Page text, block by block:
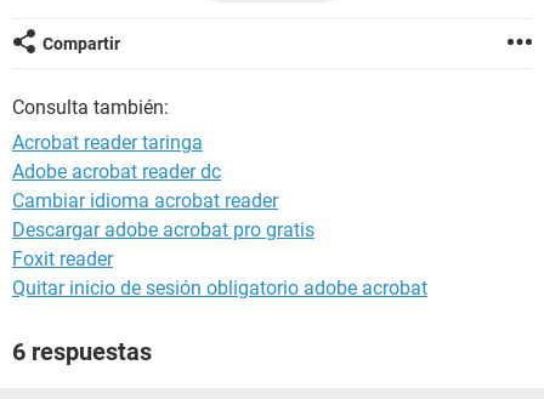
necesito su ayuda para ver porq sera asi se mira taringa en
mi pc.
http://i41.tinypic.com/2whmidc.jpg
muchas gracias por sus respuestas.
Categoría
Compartir
Consulta también:
Acrobat reader taringa
Adobe acrobat reader dc
Cambiar idioma acrobat reader
Descargar adobe acrobat pro gratis
Foxit reader
Quitar inicio de sesión obligatorio adobe acrobat
6 respuestas